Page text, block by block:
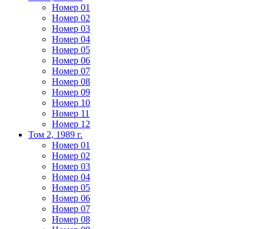
Номер 01
Номер 02
Номер 03
Номер 04
Номер 05
Номер 06
Номер 07
Номер 08
Номер 09
Номер 10
Номер 11
Номер 12
Том 2, 1989 г.
Номер 01
Номер 02
Номер 03
Номер 04
Номер 05
Номер 06
Номер 07
Номер 08